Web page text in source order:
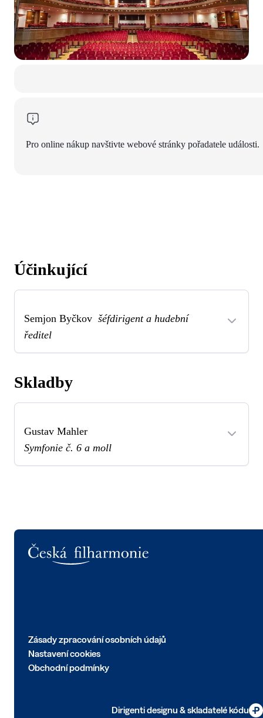
Pro online nákup navštivte webové stránky pořadatele události.
Účinkující
Semjon Byčkov šéfdirigent a hudební
ředitel
Skladby
Gustav Mahler
Symfonie č. 6 a moll
Zásady zpracování osobních údajů
Nastavení cookies
Obchodní podmínky
Dirigenti designu & skladatelé kódu